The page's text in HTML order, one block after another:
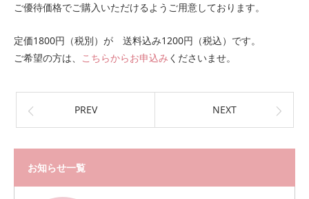
ご優待価格でご購入いただけるようご用意しております。
定価1800円（税別）が 送料込み1200円（税込）です。
ご希望の方は、
こちらからお申込み くださいませ。
PREV NEXT
お知らせ一覧